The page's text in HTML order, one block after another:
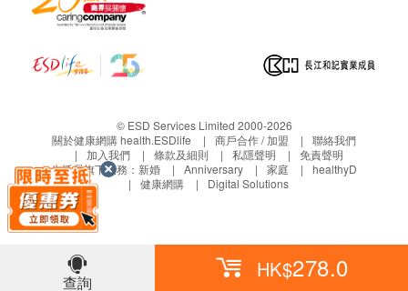
查詢
HK$278.0
© ESD Services Limited 2000-2026
關於健康網購 health.ESDlife
商戶合作 / 加盟
聯絡我們
加入我們
條款及細則 私隱聲明
免責聲明
生活易旗下業務： 新婚 Anniversary 家庭
healthyD
健康網購
Digital Solutions